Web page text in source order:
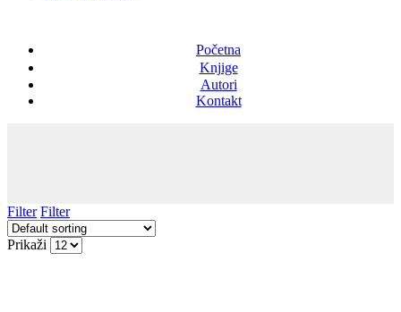
Početna
Knjige
Autori
Kontakt
Filter Filter
Prikaži